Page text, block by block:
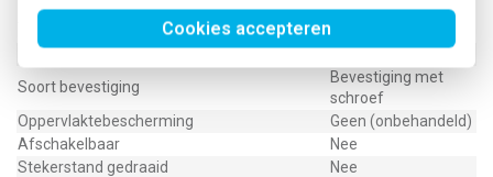
Cookies accepteren
Speciale voeding
Geen speciale
Montagewijze
Opbouw (stucwerk)
Soort bevestiging
Bevestiging met
schroef
Oppervlaktebescherming
Geen (onbehandeld)
Afschakelbaar
Nee
Stekerstand gedraaid
Nee